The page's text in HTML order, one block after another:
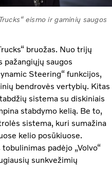
eismo ir gaminių saugos
bruožas. Nuo trijų
pažangiųjų saugos
Steering“ funkcijos,
bendrovės vertybių. Kitas
sistema su diskiniais
stabdymo kelią. Be to,
sistema, kuri sumažina
kelio posūkiuose.
padėjo „Volvo“
sunkvežimių